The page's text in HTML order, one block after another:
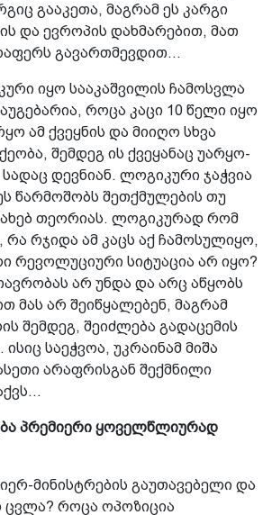
გააკეთა, მაგრამ ეს კარგი
და ევროპის დახმარებით, მათ
გავართმევდით...
იყო სააკაშვილის ჩამოსვლა
როცა კაცი 10 წელი იყო
ამ ქვეყნის და მიიღო სხვა
შემდეგ ის ქვეყანაც უარყო­
დევნიან. ლოგიკური ჯაჭვია
წარმოშობს შეთქმულების თუ
თეორიას. ლოგიკურად რომ
რჯიდა ამ კაცს აქ ჩამოსულიყო,
რევოლუციური სიტუაცია არ იყო?
არ უნდა და არც აწყობს
მას არ შეიწყალებენ, მაგრამ
შემდეგ, შეიძლება გადაცემის
საეჭვოა, უკრაინამ მიშა
არაფრისგან შექმნილი
პრემიერი ყოველწლიურად
მინისტრების გაუთავებელი და
როცა ოპოზიცია